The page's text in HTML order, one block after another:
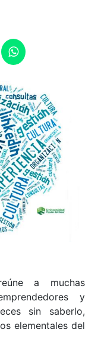
a muchas
y
sin saberlo,
elementales del